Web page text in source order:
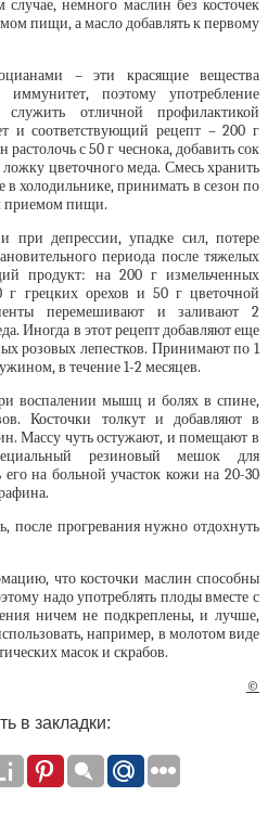
немного маслин без косточек
пищи, а масло добавлять к первому
– эти красящие вещества
поэтому употребление
отличной профилактикой
и соответствующий рецепт – 200 г
с 50 г чеснока, добавить сок
цветочного меда. Смесь хранить
в холодильнике, принимать в сезон по
приемом пищи.
при депрессии, упадке сил, потере
периода после тяжелых
продукт: на 200 г измельченных
г грецких орехов и 50 г цветочной
перемешивают и заливают 2
Иногда в этот рецепт добавляют еще
розовых лепестков. Принимают по 1
в течение 1-2 месяцев.
воспалении мышц и болях в спине,
Косточки толкут и добавляют в
Массу чуть остужают, и помещают в
резиновый мешок для
на больной участок кожи на 20-30
после прогревания нужно отдохнуть
что косточки маслин способны
надо употреблять плоды вместе с
ничем не подкреплены, и лучше,
например, в молотом виде
масок и скрабов.
©
в закладки: